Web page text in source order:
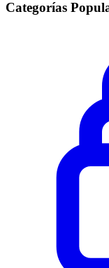
Categorías